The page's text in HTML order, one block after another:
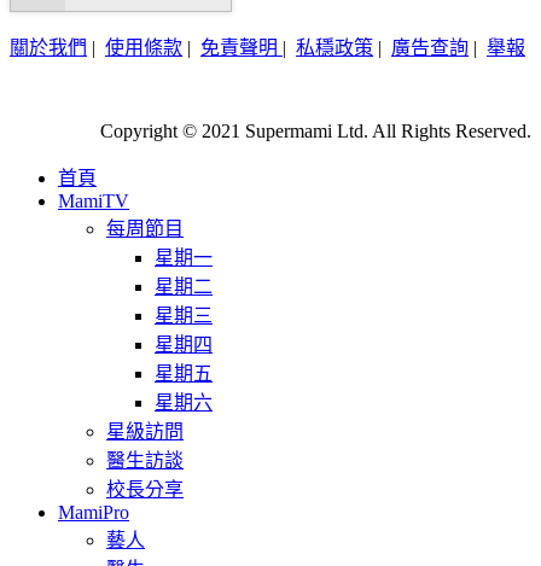
關於我們 | 使用條款 | 免責聲明 | 私穩政策 | 廣告查詢 | 舉報
Copyright © 2021 Supermami Ltd. All Rights Reserved.
首頁
MamiTV
每周節目
星期一
星期二
星期三
星期四
星期五
星期六
星級訪問
醫生訪談
校長分享
MamiPro
藝人